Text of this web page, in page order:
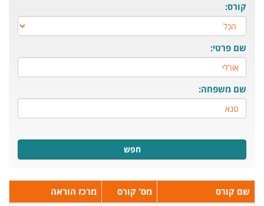
קורס:
שם פרטי:
שם משפחה:
חפש
שם קורס מס' קורס
מרכז הוראה